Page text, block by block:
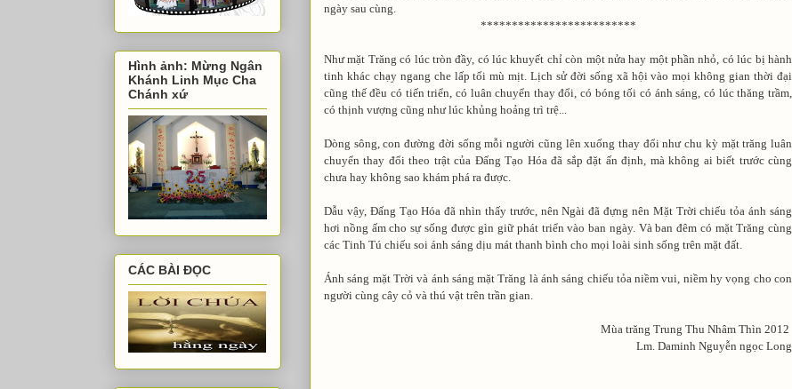
ngày sau cùng.
*************************
Như mặt Trăng có lúc tròn đầy, có lúc khuyết chỉ còn một nửa hay một phần nhỏ, có lúc bị hành
tinh khác chạy ngang che lấp tối mù mịt. Lịch sử đời sống xã hội vào mọi không gian thời đại
cũng thế đều có tiến triển, có luân chuyển thay đổi, có bóng tối có ánh sáng, có lúc thăng trầm,
có thịnh vượng cũng như lúc khủng hoảng trì trệ...
Dòng sông, con đường đời sống mỗi người cũng lên xuống thay đổi như chu kỳ mặt trăng luân
chuyển thay đổi theo trật của Đấng Tạo Hóa đã sắp đặt ấn định, mà không ai biết trước cùng
chưa hay không sao khám phá ra được.
Dẫu vậy, Đấng Tạo Hóa đã nhìn thấy trước, nên Ngài đã đựng nên Mặt Trời chiếu tỏa ánh sáng
hơi nồng ấm cho sự sống được gìn giữ phát triển vào ban ngày. Và ban đêm có mặt Trăng cùng
các Tinh Tú chiếu soi ánh sáng dịu mát thanh bình cho mọi loài sinh sống trên mặt đất.
Ánh sáng mặt Trời và ánh sáng mặt Trăng là ánh sáng chiếu tỏa niềm vui, niềm hy vọng cho con
người cùng cây cỏ và thú vật trên trần gian.
Mùa trăng Trung Thu Nhâm Thìn 2012
Lm. Daminh Nguyễn ngọc Long
Hình ảnh: Mừng Ngân
Khánh Linh Mục Cha
Chánh xứ
CÁC BÀI ĐỌC